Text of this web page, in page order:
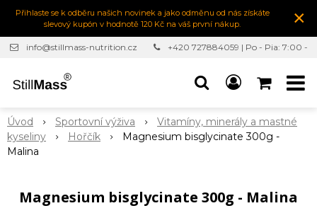
Přihlaste se k odběru našich novinek a jako odměnu od nás získáte
slevový kupón v hodnotě 120 Kč na váš první nákup.
×
info@stillmass-nutrition.cz
+420 727884059 | Po - Pia: 7:00 -
Úvod Sportovní výživa
Vitamíny, minerály a mastné
kyseliny
Hořčík
Magnesium bisglycinate 300g -
Malina
Magnesium bisglycinate 300g - Malina